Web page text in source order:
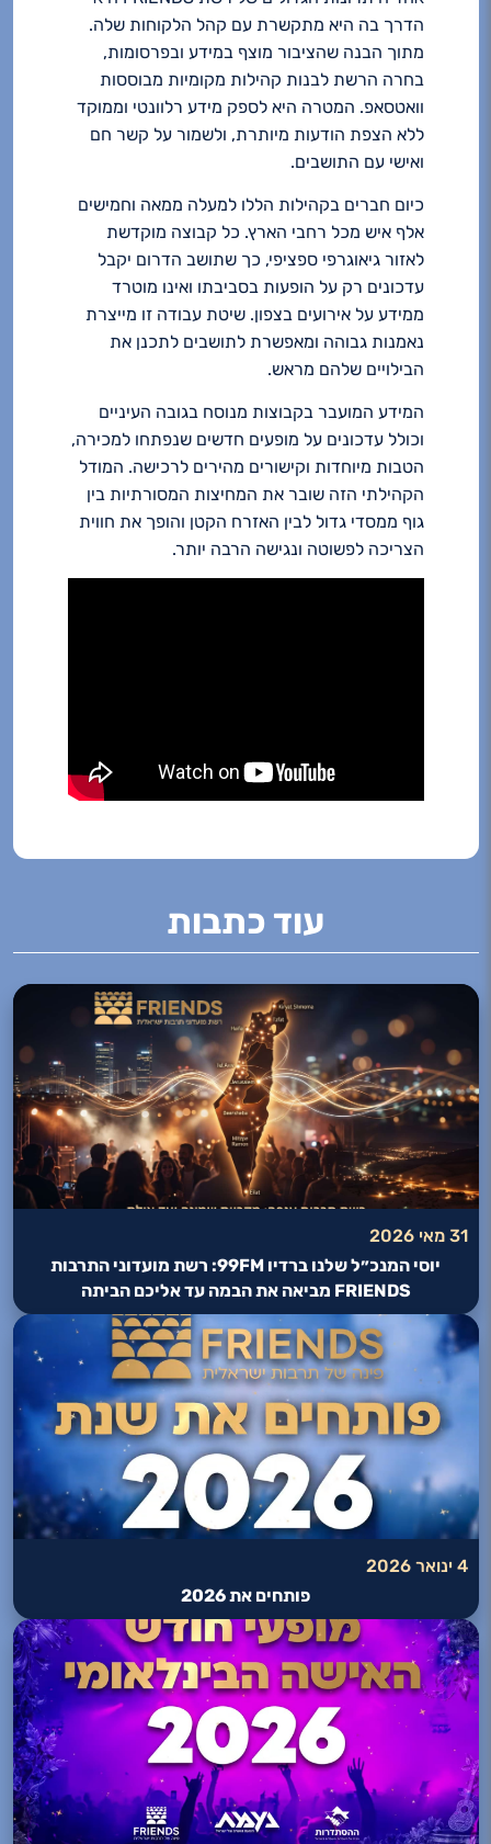
הדרך בה היא מתקשרת עם קהל הלקוחות שלה.
מתוך הבנה שהציבור מוצף במידע ובפרסומות,
בחרה הרשת לבנות קהילות מקומיות מבוססות
וואטסאפ. המטרה היא לספק מידע רלוונטי וממוקד
ללא הצפת הודעות מיותרת, ולשמור על קשר חם
ואישי עם התושבים.
כיום חברים בקהילות הללו למעלה ממאה וחמישים
אלף איש מכל רחבי הארץ. כל קבוצה מוקדשת
לאזור גיאוגרפי ספציפי, כך שתושב הדרום יקבל
עדכונים רק על הופעות בסביבתו ואינו מוטרד
ממידע על אירועים בצפון. שיטת עבודה זו מייצרת
נאמנות גבוהה ומאפשרת לתושבים לתכנן את
הבילויים שלהם מראש.
המידע המועבר בקבוצות מנוסח בגובה העיניים
וכולל עדכונים על מופעים חדשים שנפתחו למכירה,
הטבות מיוחדות וקישורים מהירים לרכישה. המודל
הקהילתי הזה שובר את המחיצות המסורתיות בין
גוף ממסדי גדול לבין האזרח הקטן והופך את חווית
הצריכה לפשוטה ונגישה הרבה יותר.
עוד כתבות
31 מאי 2026
יוסי המנכ״ל שלנו ברדיו 99FM: רשת מועדוני התרבות
FRIENDS מביאה את הבמה עד אליכם הביתה
4 ינואר 2026
פותחים את 2026